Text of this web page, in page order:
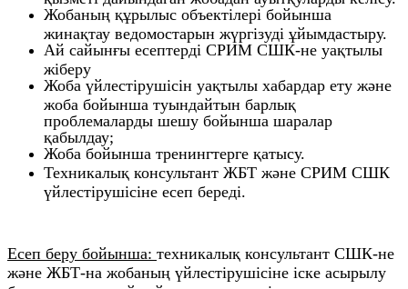
Жобаның құрылыс объектілері бойынша
жинақтау ведомостарын жүргізуді ұйымдастыру.
Ай сайынғы есептерді СРИМ СШК-не уақтылы
жіберу
Жоба үйлестірушісін уақтылы хабардар ету және
жоба бойынша туындайтын барлық
проблемаларды шешу бойынша шаралар
қабылдау;
Жоба бойынша тренингтерге қатысу.
Техникалық консультант ЖБТ және СРИМ СШК
үйлестірушісіне есеп береді.
Есеп беру бойынша: техникалық консультант СШК-не
және ЖБТ-на жобаның үйлестірушісіне іске асырылу